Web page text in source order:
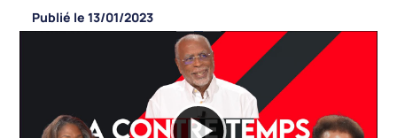
Publié le 13/01/2023